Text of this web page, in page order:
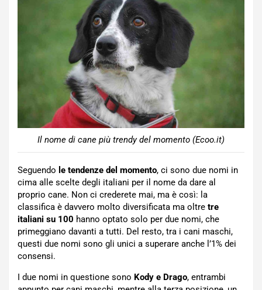
Il nome di cane più trendy del momento (Ecoo.it)
Seguendo le tendenze del momento, ci sono due nomi in
cima alle scelte degli italiani per il nome da dare al
proprio cane. Non ci crederete mai, ma è così: la
classifica è davvero molto diversificata ma oltre tre
italiani su 100 hanno optato solo per due nomi, che
primeggiano davanti a tutti. Del resto, tra i cani maschi,
questi due nomi sono gli unici a superare anche l’1% dei
consensi.
I due nomi in questione sono Kody e Drago, entrambi